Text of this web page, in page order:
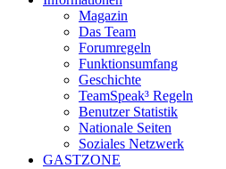
Magazin
Das Team
Forumregeln
Funktionsumfang
Geschichte
TeamSpeak³ Regeln
Benutzer Statistik
Nationale Seiten
Soziales Netzwerk
GASTZONE